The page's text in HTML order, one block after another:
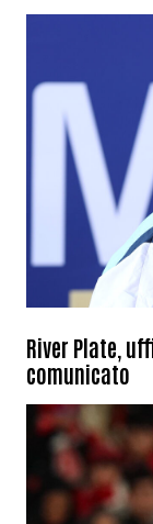
River Plate,
comunicato